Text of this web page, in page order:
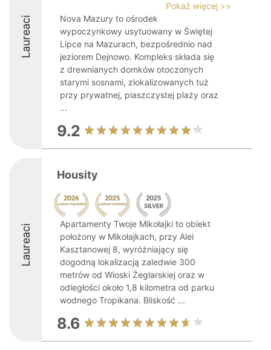
Laureaci
Pokaż więcej >>
Nova Mazury to ośrodek
wypoczynkowy usytuowany w Świętej
Lipce na Mazurach, bezpośrednio nad
jeziorem Dejnowo. Kompleks składa się
z drewnianych domków otoczonych
starymi sosnami, zlokalizowanych tuż
przy prywatnej, piaszczystej plaży oraz
...
9.2
Laureaci
Housity
Apartamenty Twoje Mikołajki to obiekt
położony w Mikołajkach, przy Alei
Kasztanowej 8, wyróżniający się
dogodną lokalizacją zaledwie 300
metrów od Wioski Żeglarskiej oraz w
odległości około 1,8 kilometra od parku
wodnego Tropikana. Bliskość ...
8.6